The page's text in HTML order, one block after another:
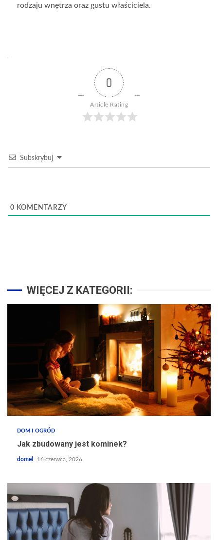
rodzaju wnętrza oraz gustu właściciela.
0
Article Rating
Subskrybuj
0 KOMENTARZY
WIĘCEJ Z KATEGORII:
DOM I OGRÓD
Jak zbudowany jest kominek?
domel 16 czerwca, 2026